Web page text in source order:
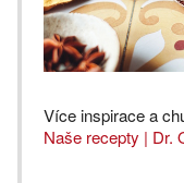
Více inspirace a
Naše recepty | Dr.